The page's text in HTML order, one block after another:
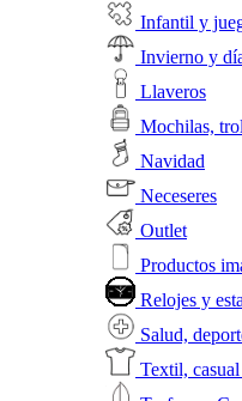
Infantil y
Invierno y
Llaveros
Mochilas,
Navidad
Neceseres
Outlet
Productos
Relojes y
Salud,
Textil,